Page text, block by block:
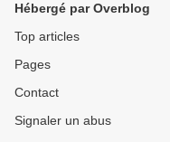
Hébergé par Overblog
Top articles
Pages
Contact
Signaler un abus